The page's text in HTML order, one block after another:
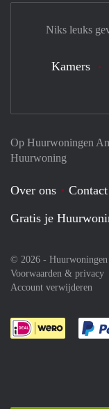
Op Huurwoningen
Huurwoning
Over ons Contact
Gratis je
© 2026 -
Voorwaarden & privacy
Account verwijderen
Niks leuks
Kamers